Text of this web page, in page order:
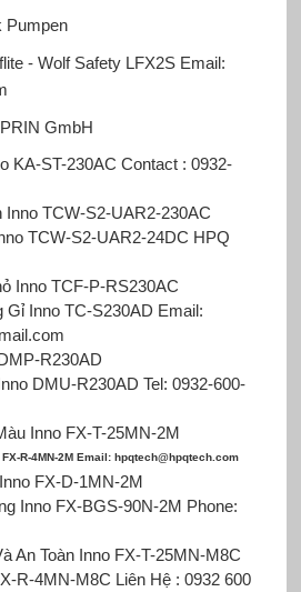
Pumpen
- Wolf SafetyLFX2S Email:
GmbH
KA-ST-230AC Contact : 0932-
TCW-S2-UAR2-230AC
TCW-S2-UAR2-24DC HPQ
Inno TCF-P-RS230AC
Gỉ Inno TC-S230AD Email:
R230AD
DMU-R230AD Tel: 0932-600-
Inno FX-T-25MN-2M
R-4MN-2M Email: hpqtech@hpqtech.com
FX-D-1MN-2M
Inno FX-BGS-90N-2M Phone:
An Toàn Inno FX-T-25MN-M8C
R-4MN-M8C Liên Hệ : 0932 600